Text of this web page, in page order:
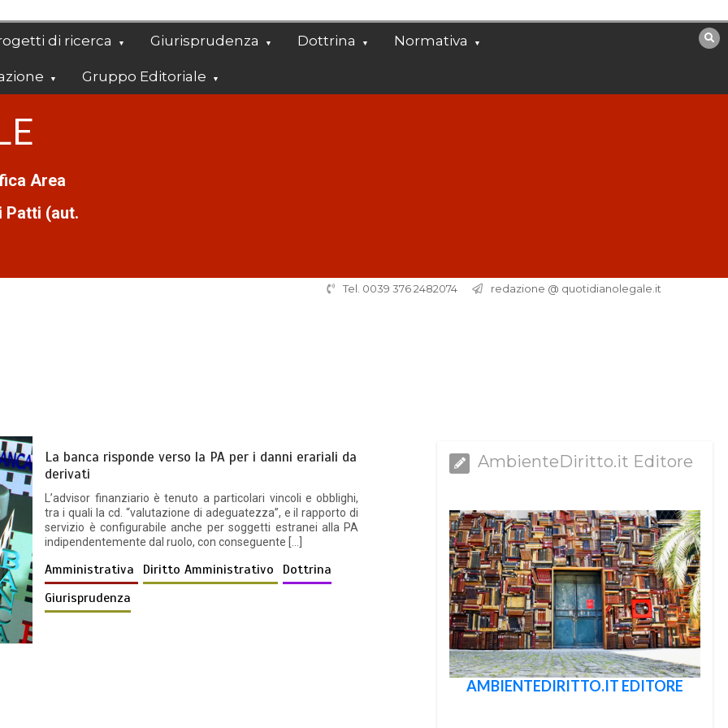
di ricerca Giurisprudenza Dottrina Normativa
Gruppo Editoriale
Area
Patti (aut.
Tel. 0039 376 2482074 redazione @ quotidianolegale.it
La banca risponde verso la PA per i danni erariali da
derivati
L’advisor finanziario è tenuto a particolari vincoli e obblighi,
tra i quali la cd. “valutazione di adeguatezza”, e il rapporto di
servizio è configurabile anche per soggetti estranei alla PA
indipendentemente dal ruolo, con conseguente […]
Amministrativa Diritto Amministrativo
Dottrina
Giurisprudenza
AmbienteDiritto.it Editore
AMBIENTEDIRITTO.IT EDITORE